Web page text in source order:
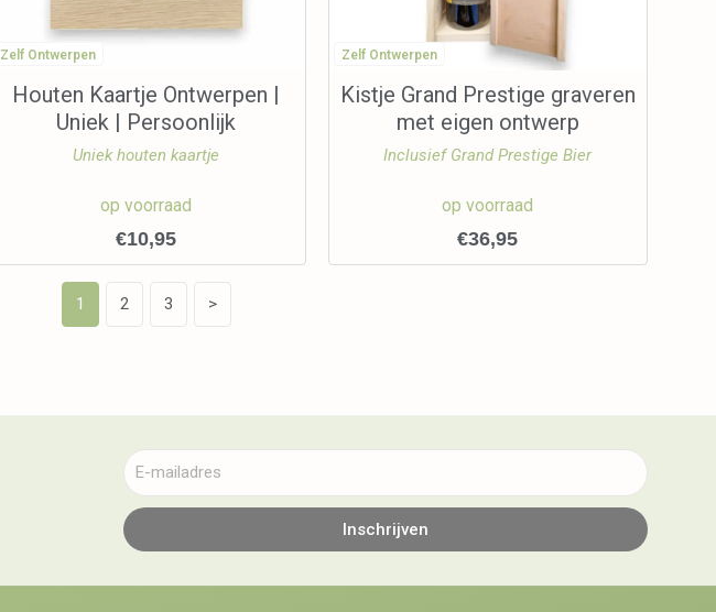
Zelf Ontwerpen
Houten Kaartje Ontwerpen |
Uniek | Persoonlijk
Uniek houten kaartje
op voorraad
€10,95
Zelf Ontwerpen
Kistje Grand Prestige graveren
met eigen ontwerp
Inclusief Grand Prestige Bier
op voorraad
€36,95
1 2 3 >
Inschrijven